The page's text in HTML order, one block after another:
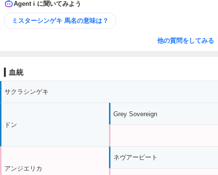
Agent i に聞いてみよう
ミスターシンゲキ 馬名の意味は？
他の質問をしてみる
血統
サクラシンゲキ
ドン
アンジエリカ
Grey Sovereign
ネヴアービート